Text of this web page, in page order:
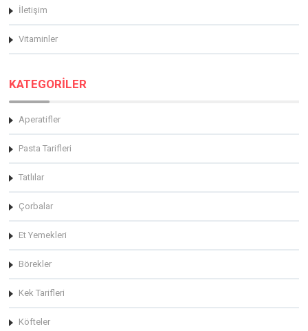
İletişim
Vitaminler
KATEGORİLER
Aperatifler
Pasta Tarifleri
Tatlılar
Çorbalar
Et Yemekleri
Börekler
Kek Tarifleri
Köfteler